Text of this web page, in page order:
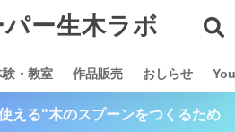
ー生木ラボ
験・教室 作品販売 おしらせ
える"木のスプーンをつくるため